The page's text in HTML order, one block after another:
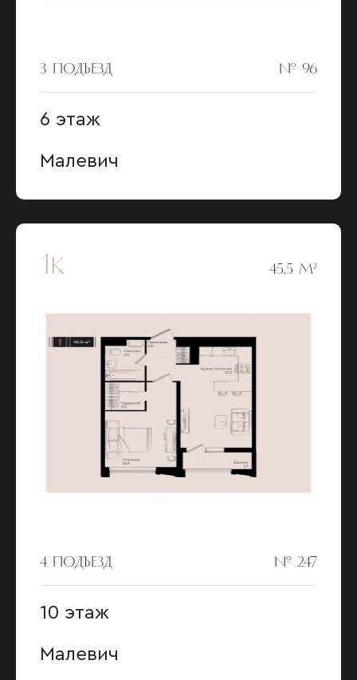
3 ПОДЪЕЗД № 96
6 этаж
Малевич
1к 45,5 М²
4 ПОДЪЕЗД № 247
10 этаж
Малевич